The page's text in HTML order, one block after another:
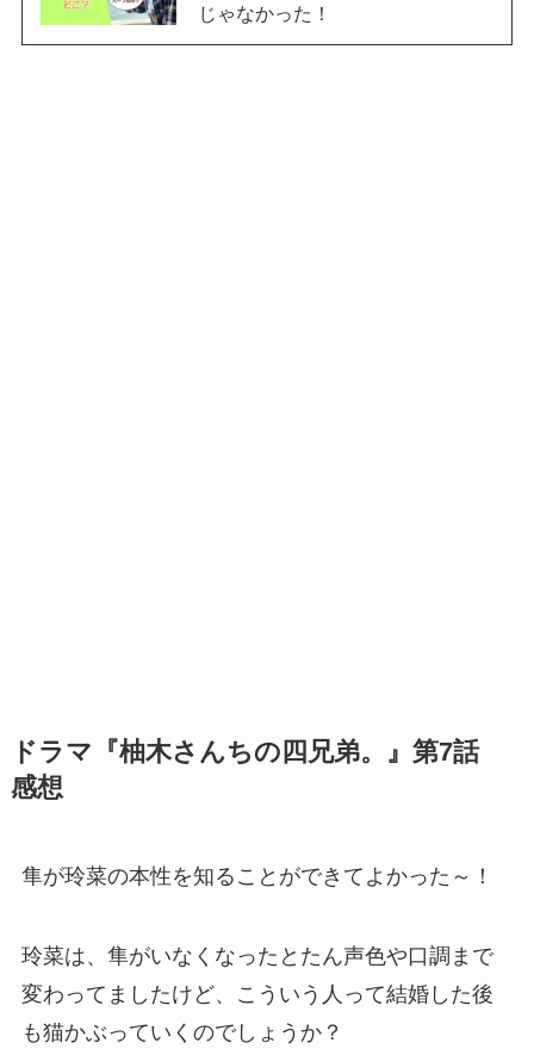
じゃなかった！
ドラマ『柚木さんちの四兄弟。』第7話
感想
隼が玲菜の本性を知ることができてよかった～！
玲菜は、隼がいなくなったとたん声色や口調まで
変わってましたけど、こういう人って結婚した後
も猫かぶっていくのでしょうか？